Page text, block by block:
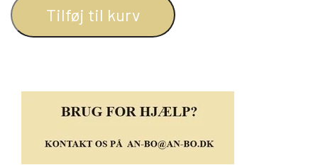
REOLER/OPBEVARING
REOLSÆT
Tilføj til kurv